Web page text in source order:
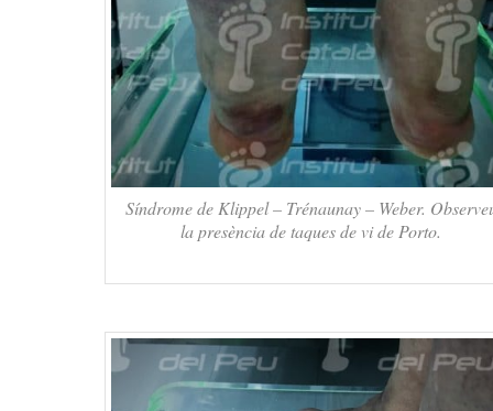
Síndrome de Klippel – Trénaunay – Weber.
la presència de taques de vi de Porto.